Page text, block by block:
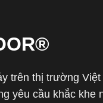
trên thị trường
yêu cầu khắc khe